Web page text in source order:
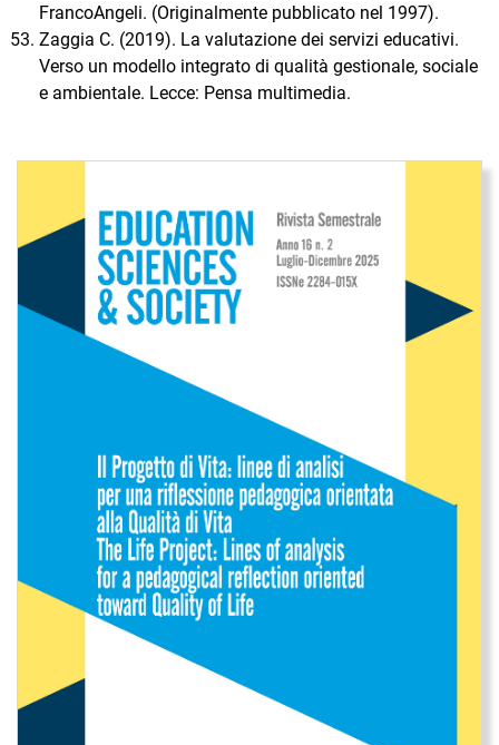
FrancoAngeli. (Originalmente pubblicato nel 1997).
Zaggia C. (2019). La valutazione dei servizi educativi.
Verso un modello integrato di qualità gestionale, sociale
e ambientale. Lecce: Pensa multimedia.
Immagine di copertina